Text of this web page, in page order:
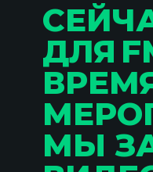
ДЛЯ
МЫ